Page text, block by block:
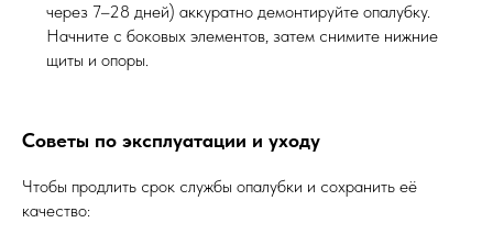
через 7–28 дней) аккуратно демонтируйте опалубку.
Начните с боковых элементов, затем снимите нижние
щиты и опоры.
Советы по эксплуатации и уходу
Чтобы продлить срок службы опалубки и сохранить её
качество: